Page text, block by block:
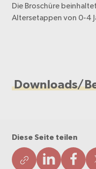
Die Broschüre
Altersetappen von 0-4
Downloads/
Diese Seite teilen